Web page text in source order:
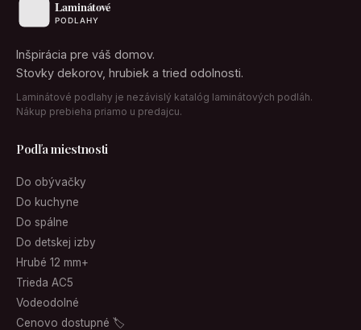
Inšpirácia pre váš domov.
Stovky dekorov, hrubiek a tried odolnosti.
Laminátové podlahy je nezávislý katalóg laminátových podláh.
Nákup prebieha priamo u predajcu.
Podľa miestnosti
Do obývačky
Do kuchyne
Do spálne
Do detskej izby
Hrubé 12 mm+
Trieda AC5
Vodeodolné
Cenovo dostupné 🏷